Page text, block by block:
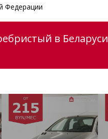
Федерации
в Беларуси